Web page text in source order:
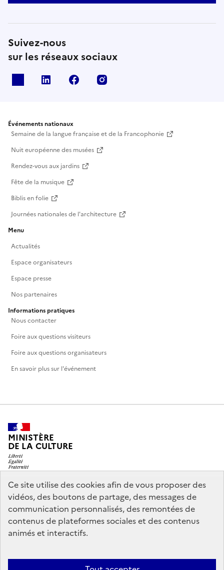
Ce site utilise des cookies afin de vous proposer des
vidéos, des boutons de partage, des messages de
communication personnalisés, des remontées de
contenus de plateformes sociales et des contenus
animés et interactifs.
Suivez-nous
sur les réseaux sociaux
Linkedin Facebook
Événements nationaux
Semaine de la langue française et de la Francophonie
Nuit européenne des musées
Rendez-vous aux jardins
Fête de la musique
Biblis en folie
Journées nationales de l'architecture
Menu
Actualités
Espace organisateurs
Espace presse
Nos partenaires
Informations pratiques
Nous contacter
Foire aux questions visiteurs
Foire aux questions organisateurs
En savoir plus sur l'événement
MINISTÈRE
DE LA CULTURE
legifrance.gouv.fr
info.gouv.fr
service-public.gouv.fr
data.gouv.fr
Mentions légales